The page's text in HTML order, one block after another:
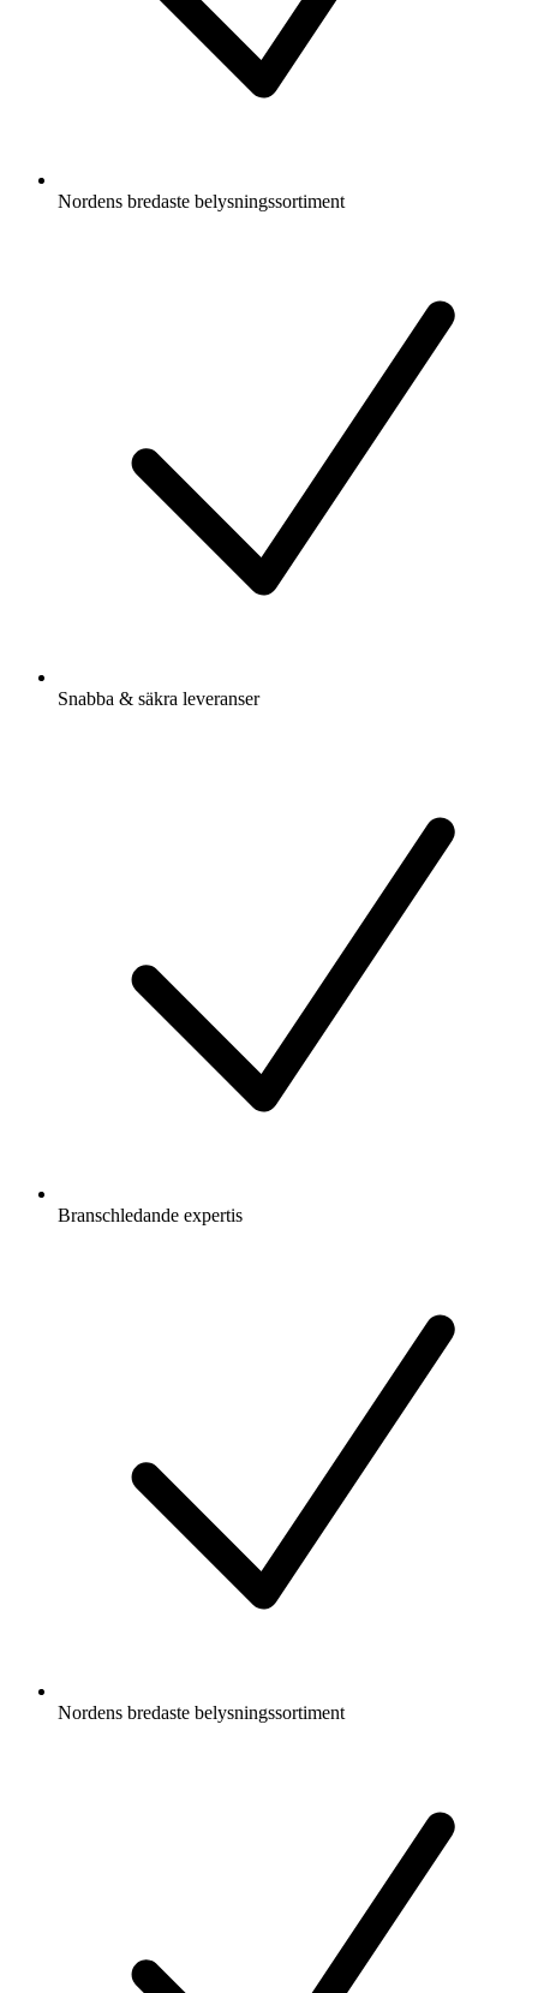
Nordens bredaste belysningssortiment
Snabba & säkra leveranser
Branschledande expertis
Nordens bredaste belysningssortiment